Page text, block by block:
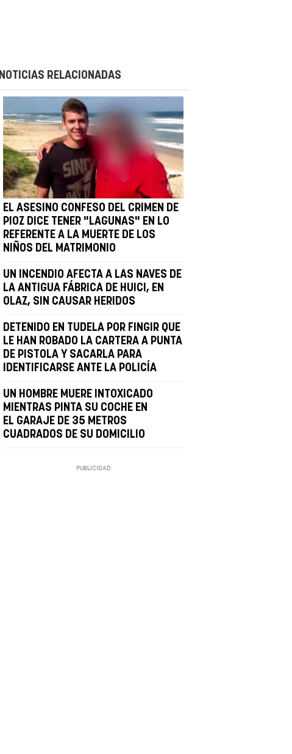
NOTICIAS RELACIONADAS
EL ASESINO CONFESO DEL CRIMEN DE
PIOZ DICE TENER "LAGUNAS" EN LO
REFERENTE A LA MUERTE DE LOS
NIÑOS DEL MATRIMONIO
UN INCENDIO AFECTA A LAS NAVES DE
LA ANTIGUA FÁBRICA DE HUICI, EN
OLAZ, SIN CAUSAR HERIDOS
DETENIDO EN TUDELA POR FINGIR QUE
LE HAN ROBADO LA CARTERA A PUNTA
DE PISTOLA Y SACARLA PARA
IDENTIFICARSE ANTE LA POLICÍA
UN HOMBRE MUERE INTOXICADO
MIENTRAS PINTA SU COCHE EN
EL GARAJE DE 35 METROS
CUADRADOS DE SU DOMICILIO